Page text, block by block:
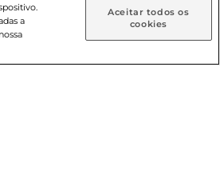
Retire em Loja
Todos os direitos
Prezunic.
a
Aceitar todos os
cookies